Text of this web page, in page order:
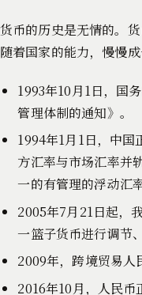
货币的历史是无情的。
随着国家的能力，慢慢成
1993年10月1日，国
管理体制的通知》。
1994年1月1日，中
方汇率与市场汇率并
一的有管理的浮动汇率
2005年7月21日起，
一篮子货币进行调节
2009年，跨境贸易人
2016年10月，人民币